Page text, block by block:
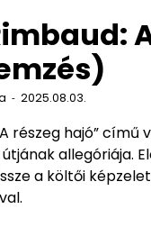
2025.08.03.
részeg hajó” című
allegóriája.
a költői